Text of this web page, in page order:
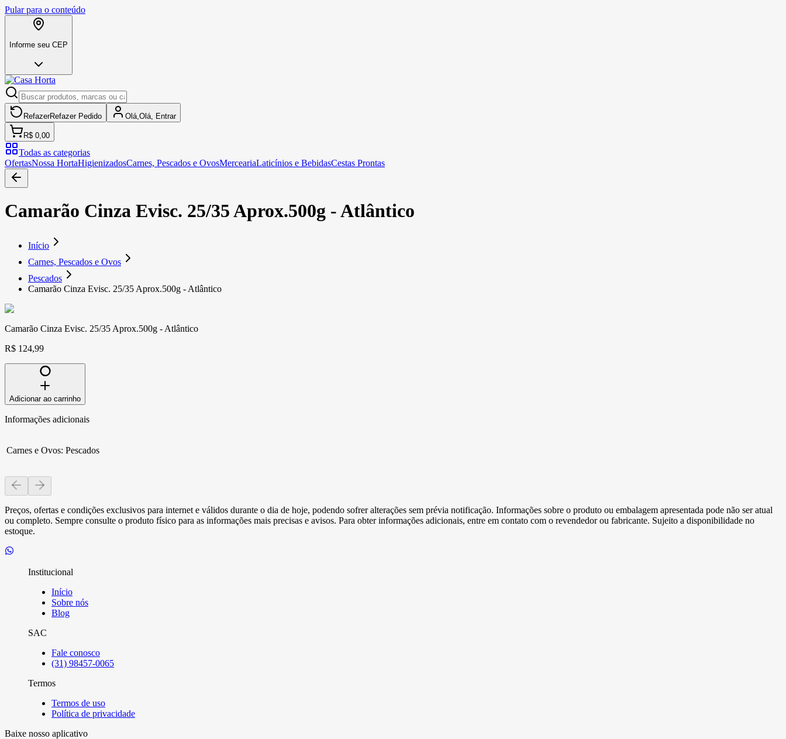
Pular para o conteúdo
Informe seu CEP
RefazerRefazer Pedido Olá, Olá, Entrar
R$ 0,00
Todas as categorias
OfertasNossa HortaHigienizadosCarnes, Pescados e OvosMerceariaLaticínios e BebidasCestas Prontas
Camarão Cinza Evisc. 25/35 Aprox.500g - Atlântico
Início
Carnes, Pescados e Ovos
Pescados
Camarão Cinza Evisc. 25/35 Aprox.500g - Atlântico
Camarão Cinza Evisc. 25/35 Aprox.500g - Atlântico
R$ 124,99
Adicionar ao carrinho
Informações adicionais
Carnes e Ovos: Pescados
Preços, ofertas e condições exclusivos para internet e válidos durante o dia de hoje, podendo sofrer alterações sem prévia notificação. Informações sobre o produto ou embalagem apresentada pode não ser atual
ou completo. Sempre consulte o produto físico para as informações mais precisas e avisos. Para obter informações adicionais, entre em contato com o revendedor ou fabricante. Sujeito a disponibilidade no
estoque.
Institucional
Início
Sobre nós
Blog
SAC
Fale conosco
(31) 98457-0065
Termos
Termos de uso
Política de privacidade
Baixe nosso aplicativo